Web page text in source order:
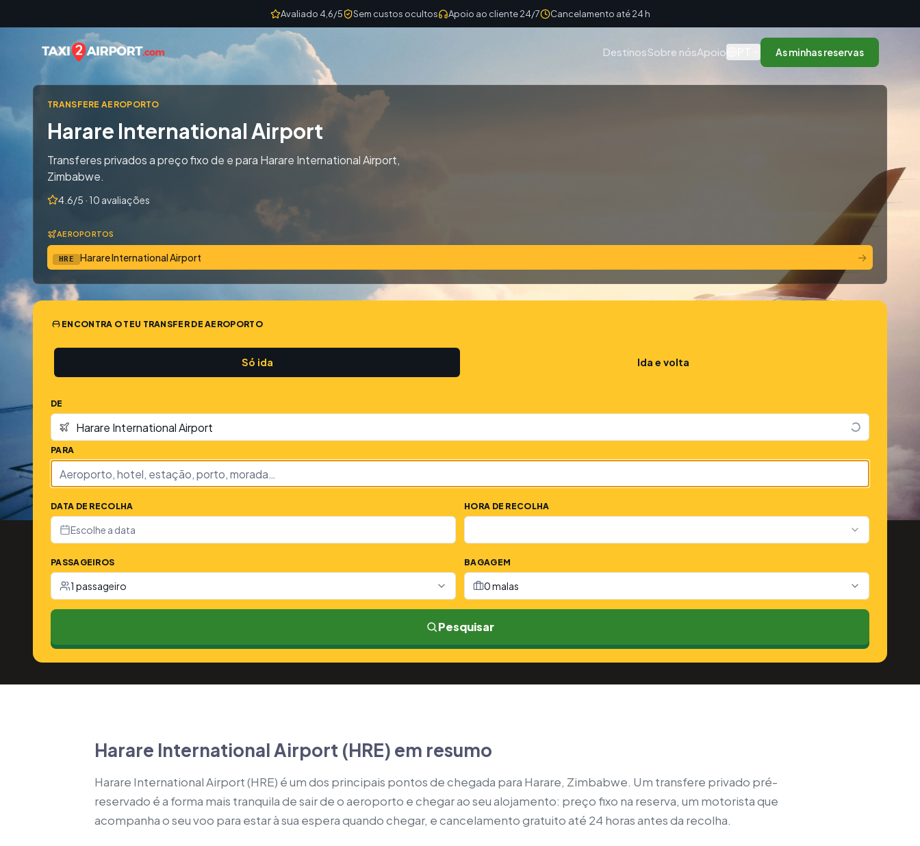
Avaliado 4,6/5 Sem custos ocultos Apoio ao cliente 24/7 Cancelamento até 24 h
DestinosSobre nósApoio As minhas reservas
TRANSFERE AEROPORTO
Harare International Airport
Transferes privados a preço fixo de e para Harare International Airport,
Zimbabwe.
4.6/5 · 10 avaliações
AEROPORTOS
HRE Harare International Airport →
ENCONTRA O TEU TRANSFER DE AEROPORTO
Só ida Ida e volta
DE
PARA
DATA DE RECOLHA
Escolhe a data
HORA DE RECOLHA
PASSAGEIROS
1 passageiro
BAGAGEM
0 malas
Pesquisar
Harare International Airport (HRE) em resumo
Harare International Airport (HRE) é um dos principais pontos de chegada para Harare, Zimbabwe. Um transfere privado pré-
reservado é a forma mais tranquila de sair de o aeroporto e chegar ao seu alojamento: preço fixo na reserva, um motorista que
acompanha o seu voo para estar à sua espera quando chegar, e cancelamento gratuito até 24 horas antes da recolha.